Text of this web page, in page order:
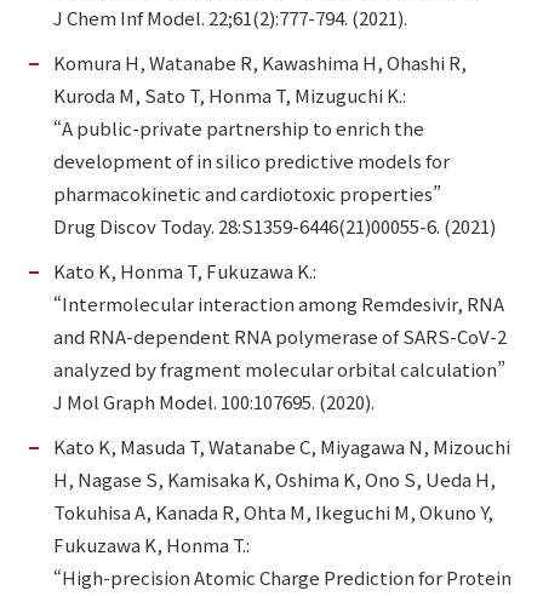
J Chem Inf Model. 22;61(2):777-794. (2021).
Komura H, Watanabe R, Kawashima H, Ohashi R,
Kuroda M, Sato T, Honma T, Mizuguchi K.:
“A public-private partnership to enrich the
development of in silico predictive models for
pharmacokinetic and cardiotoxic properties”
Drug Discov Today. 28:S1359-6446(21)00055-6. (2021)
Kato K, Honma T, Fukuzawa K.:
“Intermolecular interaction among Remdesivir, RNA
and RNA-dependent RNA polymerase of SARS-CoV-2
analyzed by fragment molecular orbital calculation”
J Mol Graph Model. 100:107695. (2020).
Kato K, Masuda T, Watanabe C, Miyagawa N, Mizouchi
H, Nagase S, Kamisaka K, Oshima K, Ono S, Ueda H,
Tokuhisa A, Kanada R, Ohta M, Ikeguchi M, Okuno Y,
Fukuzawa K, Honma T.:
“High-precision Atomic Charge Prediction for Protein